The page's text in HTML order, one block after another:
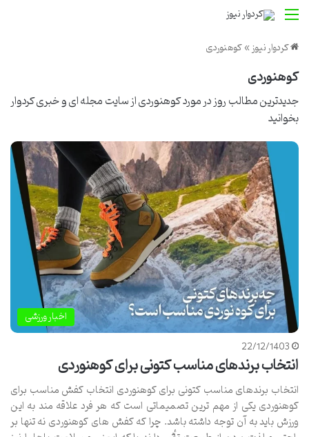
منو
کردوار نیوز»کوهنوردی
کوهنوردی
جدیدترین مطالب روز در مورد کوهنوردی ازسایت مجله ای و خبری کردوار
بخوانید
اخبار ورزشی
22/12/1403
انتخاب برندهای مناسب کتونی برای کوهنوردی
انتخاب برندهای مناسب کتونی برای کوهنوردی انتخاب کفش مناسب برای
کوهنوردی یکی از مهم ترین تصمیماتی است که هر فرد علاقه مند به این
ورزش باید به آن توجه داشته باشد. چرا که کفش های کوهنوردی نه تنها بر